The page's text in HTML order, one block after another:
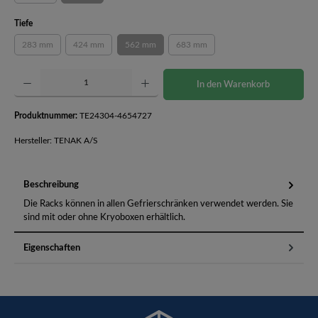
Tiefeauswählen
283 mm(Diese Option ist zurzeit nicht verfügbar.)
424 mm(Diese Option ist zurzeit nicht verfügbar.)
562 mm(Diese Option ist zurzeit nicht verfügbar.)
683 mm(Diese Option ist zurzeit nicht
Produkt Anzahl: Gib den gewünschten Wert ein oder benutze die Schaltflächen um die
In den Warenkorb
Produktnummer: TE24304-4654727
Hersteller: TENAK A/S
Beschreibung
Die Racks können in allen Gefrierschränken verwendet werden. Sie
sind mit oder ohne Kryoboxen erhältlich.
Eigenschaften